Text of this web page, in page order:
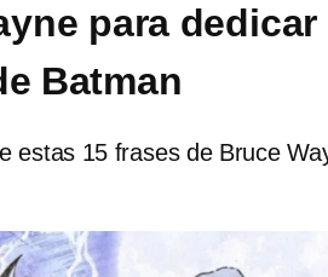
para dedicar
Batman
estas 15 frases de Bruce